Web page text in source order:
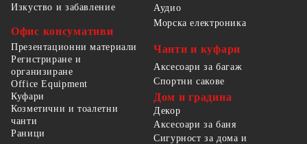
Изкуство и забавление
Офис консумативи
Презентационни материали
Регистриране и
организиране
Office Equipment
Аудио
Морска електроника
Чанти и куфари
Аксесоари за багаж
Спортни сакове
Куфари
Козметични и тоалетни
чанти
Раници
Дом и градина
Декор
Аксесоари за баня
Сигурност за дома и